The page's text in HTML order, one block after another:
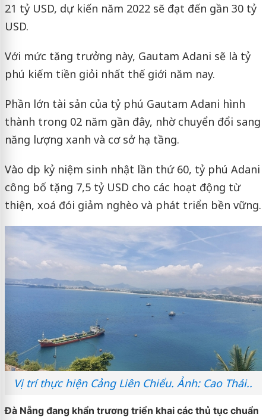
21 tỷ USD, dự kiến năm 2022 sẽ đạt đến gần 30 tỷ
USD.
Với mức tăng trưởng này, Gautam Adani sẽ là tỷ
phú kiếm tiền giỏi nhất thế giới năm nay.
Phần lớn tài sản của tỷ phú Gautam Adani hình
thành trong 02 năm gần đây, nhờ chuyển đổi sang
năng lượng xanh và cơ sở hạ tầng.
Vào dịp kỷ niệm sinh nhật lần thứ 60, tỷ phú Adani
công bố tặng 7,5 tỷ USD cho các hoạt động từ
thiện, xoá đói giảm nghèo và phát triển bền vững.
Vị trí thực hiện Cảng Liên Chiểu. Ảnh: Cao Thái..
Đà Nẵng đang khẩn trương triển khai các thủ tục chuẩn